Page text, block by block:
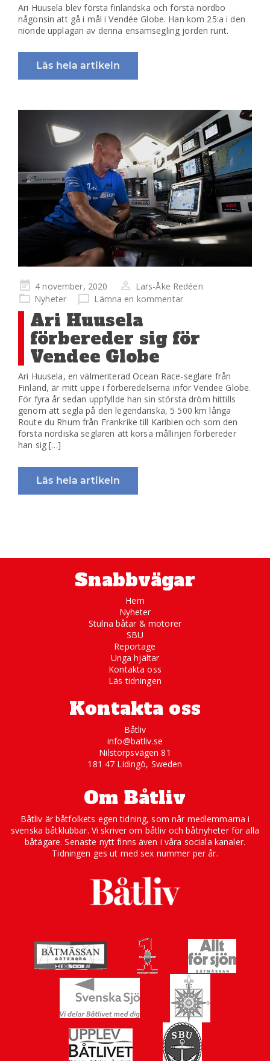
Ari Huusela blev första finländska och första nordbo
någonsin att gå i mål i Vendée Globe. Han kom 25:a i den
nionde upplagan av denna ensamsegling jorden runt.
Läs hela artikeln
Publicerad
på
4 november, 2020
Lars-Åke Redéen
Nyheter
Lämna en kommentar
Ari Huusela
förbereder sig för
Vendee Globe
Ari Huusela, en välmeriterad Ocean Race-seglare från
Finland, är mitt uppe i förberedelserna inför Vendee Globe.
För fyra år sedan uppfyllde han sin största dröm hittills
genom att segla på den legendariska, 5 500 km långa
Route du Rhum från Frankrike till Karibien och som den
första nordiska seglaren att korsa mållinjen förbereder
han sig […]
Läs hela artikeln
Snabbvägar
Hem
Nyheter
Stulna båtar & motorer
SBU
Reportage
Unga hjältar
Kontakta oss
Läs tidningen
Kontakta oss
Båtliv
info@batliv.se
Nilstorpsvägen 81
181 47 Lidingö, Sweden
Om Båtliv
Båtliv är båtfolkets egen tidning, som når medlemmarna i
svenska båtklubbar. Vi skriver om båtliv och båtnyheter för alla
båtägare. Senaste nytt finns även i våra sociala kanaler.
Tidningen ges ut med sex nummer per år.